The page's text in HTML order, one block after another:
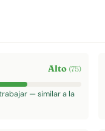
Alto (75)
— similar a la